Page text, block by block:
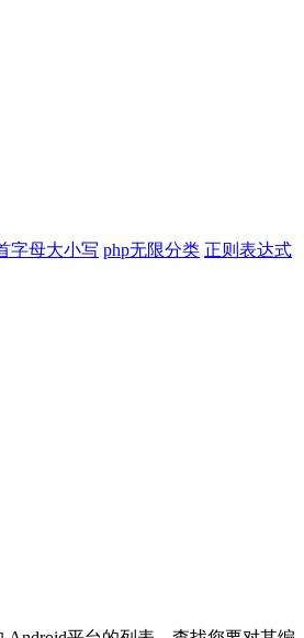
字母大小写 php无限分类 正则表达式